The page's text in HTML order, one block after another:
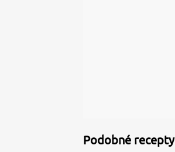
Podobné recepty